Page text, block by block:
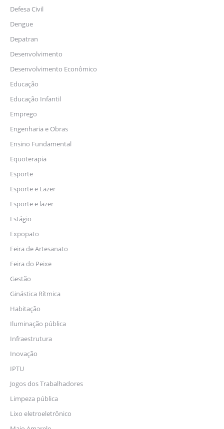
Defesa Civil
Dengue
Depatran
Desenvolvimento
Desenvolvimento Econômico
Educação
Educação Infantil
Emprego
Engenharia e Obras
Ensino Fundamental
Equoterapia
Esporte
Esporte e Lazer
Esporte e lazer
Estágio
Expopato
Feira de Artesanato
Feira do Peixe
Gestão
Ginástica Rítmica
Habitação
Iluminação pública
Infraestrutura
Inovação
IPTU
Jogos dos Trabalhadores
Limpeza pública
Lixo eletroeletrônico